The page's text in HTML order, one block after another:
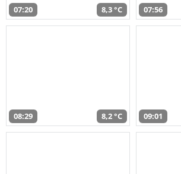
07:20 8,3 °C 07:56
08:29 8,2 °C 09:01